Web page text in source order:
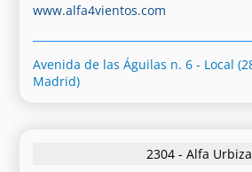
www.alfa4vientos.com
Avenida de las Águilas n. 6 - Local
Madrid)
2304 - Alfa Urbiza